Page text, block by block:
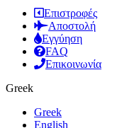
Επιστροφές
Αποστολή
Εγγύηση
FAQ
Επικοινωνία
Greek
Greek
English